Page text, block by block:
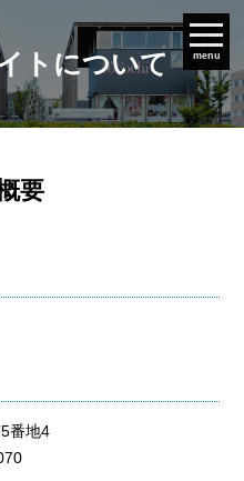
menu
トについて
要
番地4